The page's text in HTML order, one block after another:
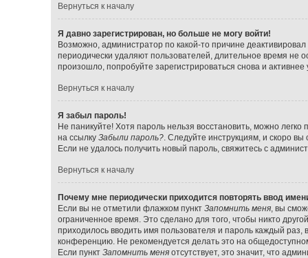
Вернуться к началу
Я давно зарегистрирован, но больше не могу войти!
Возможно, администратор по какой-то причине
периодически удаляют пользователей, длительное время
произошло, попробуйте зарегистрироваться снова и активнее
Вернуться к началу
Я забыл пароль!
Не паникуйте! Хотя пароль нельзя восстановить, можно
на ссылку Забыли пароль?. Следуйте инструкциям, и скоро
Если не удалось получить новый пароль, свяжитесь с
Вернуться к началу
Почему мне периодически приходится повторять ввод
Если вы не отметили флажком пункт Запомнить меня, вы
ограниченное время. Это сделано для того, чтобы никто
приходилось вводить имя пользователя и пароль каждый
конференцию. Не рекомендуется делать это на
Если пункт Запомнить меняотсутствует, это значит, что